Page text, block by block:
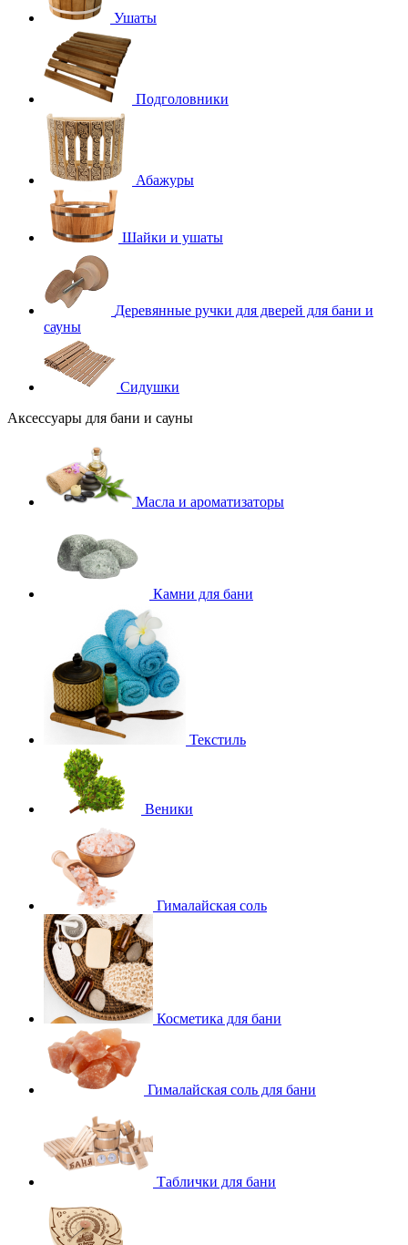
Ушаты
Подголовники
Абажуры
Шайки и ушаты
Деревянные ручки для дверей для бани и
сауны
Сидушки
Аксессуары для бани и сауны
Масла и ароматизаторы
Камни для бани
Текстиль
Веники
Гималайская соль
Косметика для бани
Гималайская соль для бани
Таблички для бани